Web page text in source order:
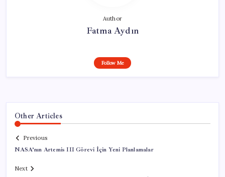
Author
Fatma Aydın
Follow Me
Other Articles
Previous
NASA’nın Artemis III Görevi İçin Yeni Planlamalar
Next